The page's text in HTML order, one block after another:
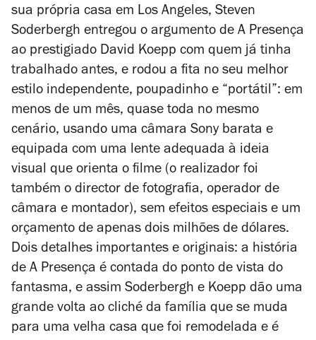
sua própria casa em Los Angeles, Steven
Soderbergh entregou o argumento de A Presença
ao prestigiado David Koepp com quem já tinha
trabalhado antes, e rodou a fita no seu melhor
estilo independente, poupadinho e “portátil”: em
menos de um mês, quase toda no mesmo
cenário, usando uma câmara Sony barata e
equipada com uma lente adequada à ideia
visual que orienta o filme (o realizador foi
também o director de fotografia, operador de
câmara e montador), sem efeitos especiais e um
orçamento de apenas dois milhões de dólares.
Dois detalhes importantes e originais: a história
de A Presença é contada do ponto de vista do
fantasma, e assim Soderbergh e Koepp dão uma
grande volta ao cliché da família que se muda
para uma velha casa que foi remodelada e é